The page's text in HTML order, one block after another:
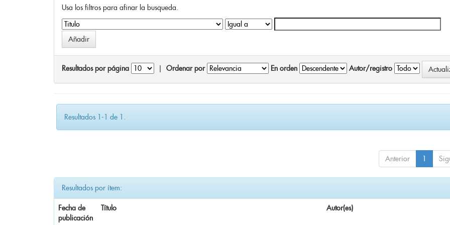
Usa los filtros para afinar la busqueda.
Resultados por página Ordenar por En orden Autor/registro
Resultados 1-1 de 1.
Anterior 1
Resultados por ítem:
Fecha de
publicación
Título Autor(es)